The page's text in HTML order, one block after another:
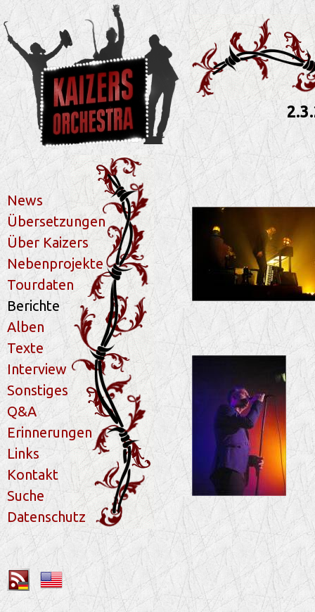
News
Übersetzungen
Über Kaizers
Nebenprojekte
Tourdaten
Berichte
Alben
Texte
Interview
Sonstiges
Q&A
Erinnerungen
Links
Kontakt
Suche
Datenschutz